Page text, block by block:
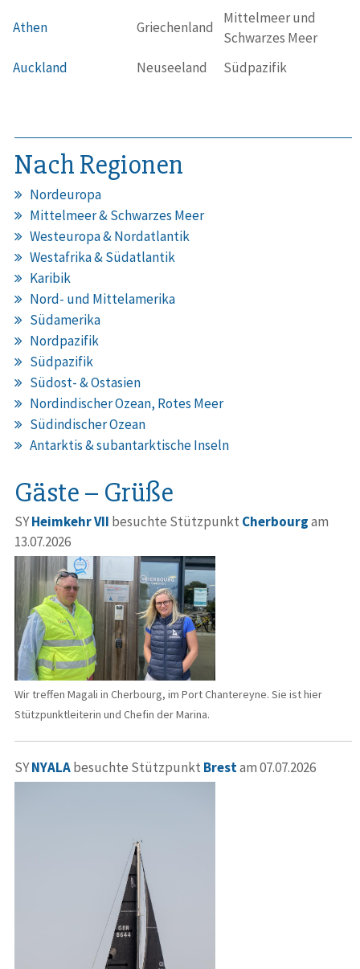
Athen Griechenland
Mittelmeer und
Schwarzes Meer
Auckland
Neuseeland Südpazifik
Nach Regionen
Nordeuropa
Mittelmeer & Schwarzes Meer
Westeuropa & Nordatlantik
Westafrika & Südatlantik
Karibik
Nord- und Mittelamerika
Südamerika
Nordpazifik
Südpazifik
Südost- & Ostasien
Nordindischer Ozean, Rotes Meer
Südindischer Ozean
Antarktis & subantarktische Inseln
Gäste – Grüße
SYHeimkehr VII besuchte Stützpunkt Cherbourgam
13.07.2026
Wir treffen Magali in Cherbourg, im Port Chantereyne. Sie ist hier
Stützpunktleiterin und Chefin der Marina.
SYNYALAbesuchte Stützpunkt Brestam 07.07.2026